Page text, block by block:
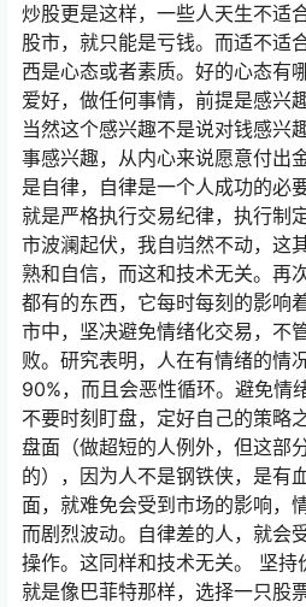
炒股更是这样，一些人天生不适
股市，就只能是亏钱。而适不适
西是心态或者素质。好的心态有
爱好，做任何事情，前提是感兴
当然这个感兴趣不是说对钱感兴
事感兴趣，从内心来说愿意付出
是自律，自律是一个人成功的必
就是严格执行交易纪律，执行制
市波澜起伏，我自岿然不动，这
熟和自信，而这和技术无关。再
都有的东西，它每时每刻的影响
市中，坚决避免情绪化交易，不
败。研究表明，人在有情绪的情
90%，而且会恶性循环。避免情
不要时刻盯盘，定好自己的策略
盘面（做超短的人例外，但这部
的），因为人不是钢铁侠，是有
面，就难免会受到市场的影响，
而剧烈波动。自律差的人，就会
操作。这同样和技术无关。 坚持
就是像巴菲特那样，选择一只股